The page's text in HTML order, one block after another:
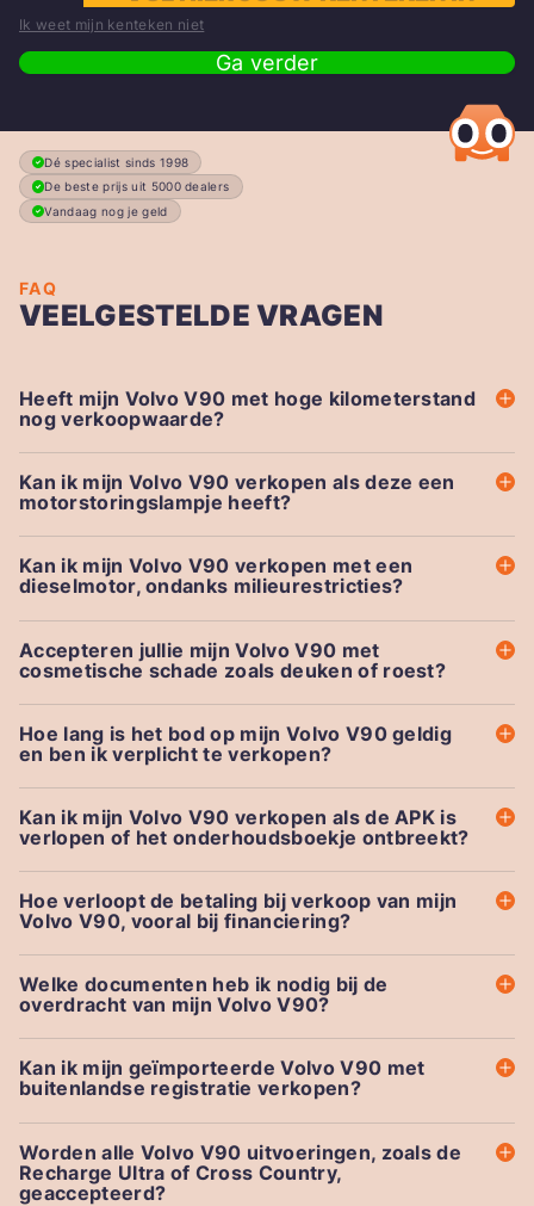
Ik weet mijn kenteken niet
Ga verder
Dé specialist sinds 1998
De beste prijs uit 5000 dealers
Vandaag nog je geld
FAQ
VEELGESTELDE VRAGEN
Heeft mijn Volvo V90 met hoge kilometerstand
nog verkoopwaarde?
Kan ik mijn Volvo V90 verkopen als deze een
motorstoringslampje heeft?
Kan ik mijn Volvo V90 verkopen met een
dieselmotor, ondanks milieurestricties?
Accepteren jullie mijn Volvo V90 met
cosmetische schade zoals deuken of roest?
Hoe lang is het bod op mijn Volvo V90 geldig
en ben ik verplicht te verkopen?
Kan ik mijn Volvo V90 verkopen als de APK is
verlopen of het onderhoudsboekje ontbreekt?
Hoe verloopt de betaling bij verkoop van mijn
Volvo V90, vooral bij financiering?
Welke documenten heb ik nodig bij de
overdracht van mijn Volvo V90?
Kan ik mijn geïmporteerde Volvo V90 met
buitenlandse registratie verkopen?
Worden alle Volvo V90 uitvoeringen, zoals de
Recharge Ultra of Cross Country,
geaccepteerd?